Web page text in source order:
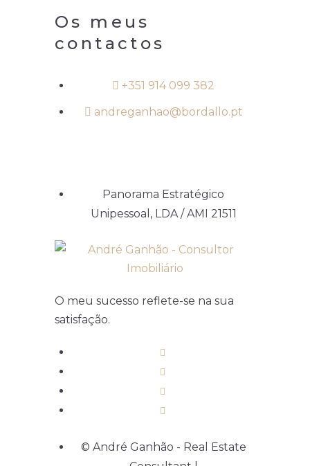
Os meus
contactos
+351 914 099 382
andreganhao@bordallo.pt
Panorama Estratégico
Unipessoal, LDA / AMI 21511
O meu sucesso reflete-se na sua
satisfação.
© André Ganhão - Real Estate